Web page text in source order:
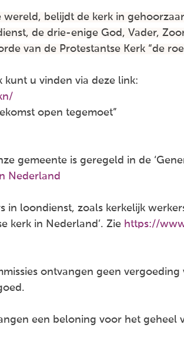
belijdt de kerk in
de drie-enige God, Vader,
van de Protestantse Kerk “de
kunt u vinden via deze link:
open tegemoet”
gemeente is geregeld in de
Nederland
in loondienst, zoals kerkelijk
kerk in Nederland’. Zie https://
ontvangen geen
een beloning voor het geheel